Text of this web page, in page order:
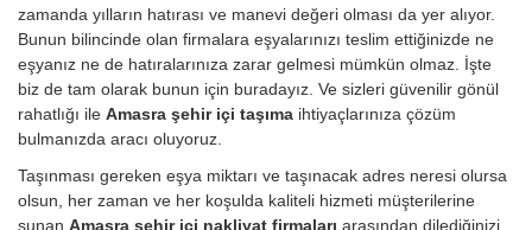
zamanda yılların hatırası ve manevi değeri olması da yer alıyor.
Bunun bilincinde olan firmalara eşyalarınızı teslim ettiğinizde ne
eşyanız ne de hatıralarınıza zarar gelmesi mümkün olmaz. İşte
biz de tam olarak bunun için buradayız. Ve sizleri güvenilir gönül
rahatlığı ile Amasra şehir içi taşıma ihtiyaçlarınıza çözüm
bulmanızda aracı oluyoruz.
Taşınması gereken eşya miktarı ve taşınacak adres neresi olursa
olsun, her zaman ve her koşulda kaliteli hizmeti müşterilerine
sunan Amasra şehir içi nakliyat firmaları arasından dilediğinizi